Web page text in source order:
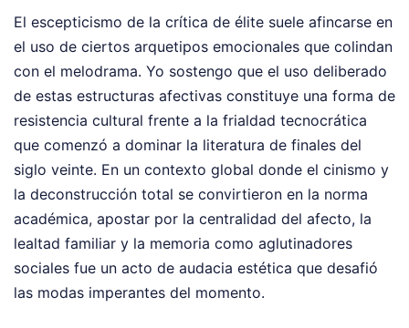
El escepticismo de la crítica de élite suele afincarse en
el uso de ciertos arquetipos emocionales que colindan
con el melodrama. Yo sostengo que el uso deliberado
de estas estructuras afectivas constituye una forma de
resistencia cultural frente a la frialdad tecnocrática
que comenzó a dominar la literatura de finales del
siglo veinte. En un contexto global donde el cinismo y
la deconstrucción total se convirtieron en la norma
académica, apostar por la centralidad del afecto, la
lealtad familiar y la memoria como aglutinadores
sociales fue un acto de audacia estética que desafió
las modas imperantes del momento.